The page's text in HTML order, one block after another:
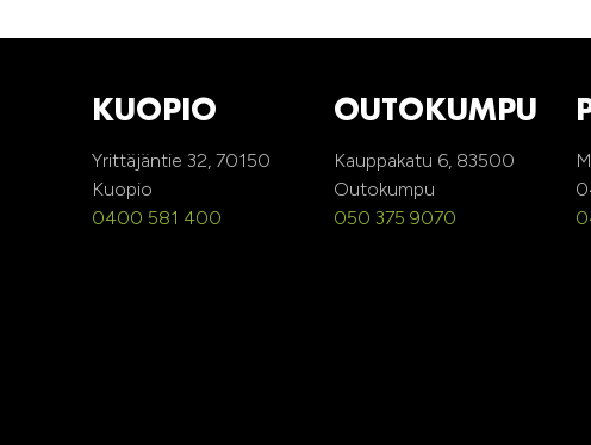
KUOPIO
Yrittäjäntie 32, 70150
Kuopio
0400 581 400
OUTOKUMPU
Kauppakatu 6, 83500
Outokumpu
050 375 9070